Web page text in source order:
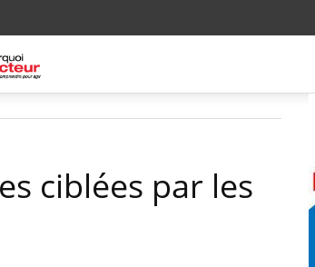
ciblées par les